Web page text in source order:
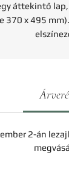
áttekintő
370 x 495
2-án